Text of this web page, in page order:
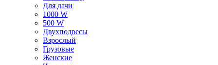
Для дачи
1000 W
500 W
Двухподвесы
Взрослый
Грузовые
Женские